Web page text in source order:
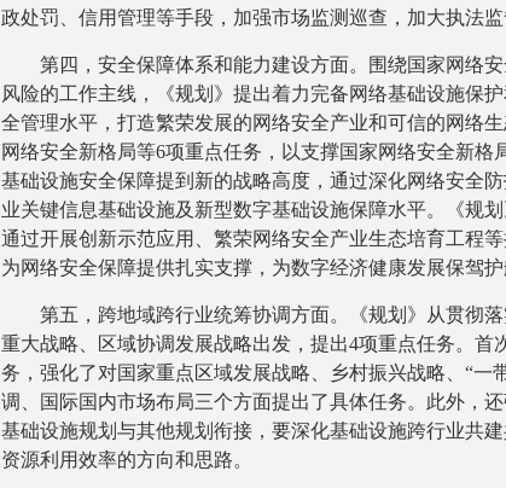
政处罚、信用管理等手段，加强市场监测巡查，加大执法
第四，安全保障体系和能力建设方面。围绕国家网络
风险的工作主线，《规划》提出着力完备网络基础设施保
全管理水平，打造繁荣发展的网络安全产业和可信的网络
网络安全新格局等6项重点任务，以支撑国家网络安全新
基础设施安全保障提到新的战略高度，通过深化网络安全
业关键信息基础设施及新型数字基础设施保障水平。《规
通过开展创新示范应用、繁荣网络安全产业生态培育工程
为网络安全保障提供扎实支撑，为数字经济健康发展保驾护
第五，跨地域跨行业统筹协调方面。《规划》从贯彻
重大战略、区域协调发展战略出发，提出4项重点任务。
务，强化了对国家重点区域发展战略、乡村振兴战略、“
调、国际国内市场布局三个方面提出了具体任务。此外，
基础设施规划与其他规划衔接，要深化基础设施跨行业共
资源利用效率的方向和思路。